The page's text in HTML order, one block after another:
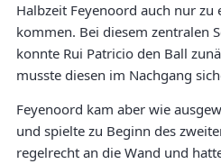
Halbzeit Feyenoord auch nur zu
kommen. Bei diesem zentralen
konnte Rui Patricio den Ball
musste diesen im Nachgang
Feyenoord kam aber wie
und spielte zu Beginn des
regelrecht an die Wand und